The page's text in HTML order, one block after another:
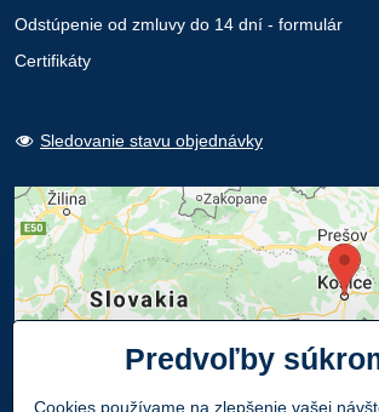
Odstúpenie od zmluvy do 14 dní - formulár
Certifikáty
Sledovanie stavu objednávky
Predvoľby
Cookies používame na zlepšenie vašej